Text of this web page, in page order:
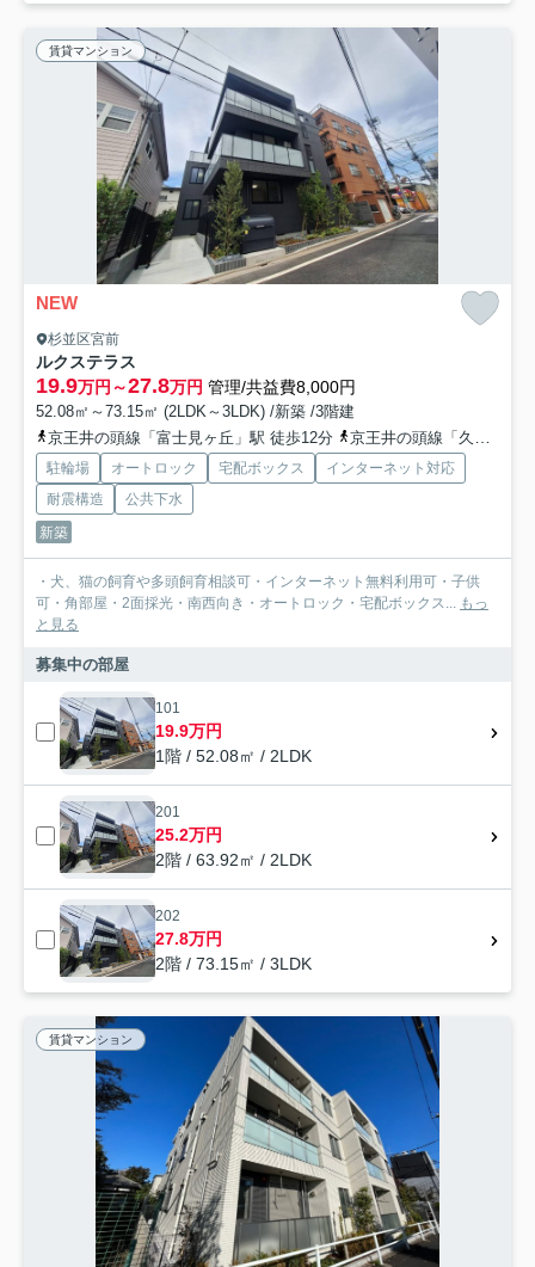
賃貸マンション
NEW
杉並区宮前
ルクステラス
19.9万円～27.8万円 管理/共益費8,000円
52.08㎡～73.15㎡ (2LDK～3LDK) /新築 /3階建
京王井の頭線「富士見ヶ丘」駅 徒歩12分
京王井の頭線「久我山」駅 徒歩15分
駐輪場 オートロック 宅配ボックス
インターネット対応
耐震構造
公共下水
新築
・犬、猫の飼育や多頭飼育相談可・インターネット無料利用可・子供
可・角部屋・2面採光・南西向き・オートロック・宅配ボックス...
もっ
と見る
募集中の部屋
101
19.9万円
1階 / 52.08㎡ / 2LDK
201
25.2万円
2階 / 63.92㎡ / 2LDK
202
27.8万円
2階 / 73.15㎡ / 3LDK
賃貸マンション